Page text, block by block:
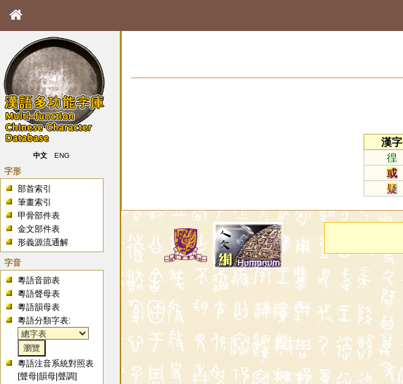
中文 ENG
字形
部首索引
筆畫索引
甲骨部件表
金文部件表
形義源流通解
字音
粵語音節表
粵語聲母表
粵語韻母表
粵語分類字表:
粵語注音系統對照表
[聲母 |韻母 |聲調]
漢字
徨
或
疑